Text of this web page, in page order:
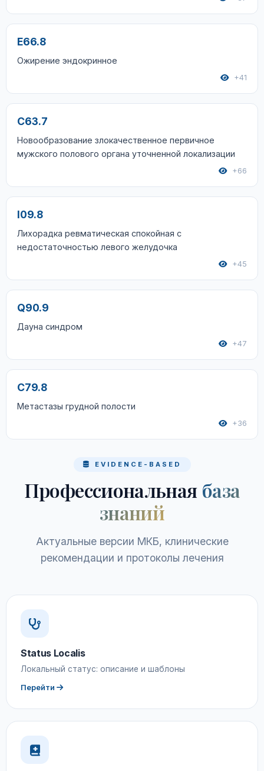
E66.8
Ожирение эндокринное
+41
C63.7
Новообразование злокачественное первичное
мужского полового органа уточненной локализации
+66
I09.8
Лихорадка ревматическая спокойная с
недостаточностью левого желудочка
+45
Q90.9
Дауна синдром
+47
C79.8
Метастазы грудной полости
+36
EVIDENCE-BASED
Профессиональная база
знаний
Актуальные версии МКБ, клинические
рекомендации и протоколы лечения
Status Localis
Локальный статус: описание и шаблоны
Перейти